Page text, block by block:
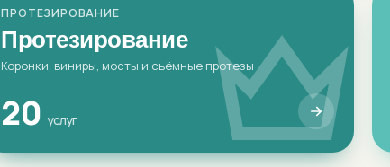
ПРОТЕЗИРОВАНИЕ
Протезирование
Коронки, виниры, мосты и съёмные протезы
20 услуг